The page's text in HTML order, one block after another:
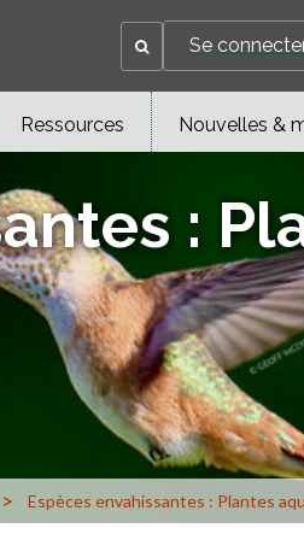
Se
Ressources Nouvelles &
:
> Espèces envahissantes : Plantes